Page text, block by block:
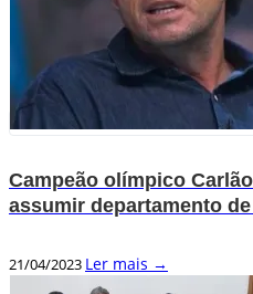
Campeão olímpico
assumir departamento
21/04/2023 Ler mais →